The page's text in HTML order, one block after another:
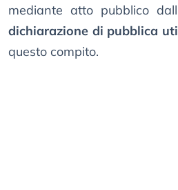
mediante atto pubblico
dichiarazione di pubblica
questo compito.